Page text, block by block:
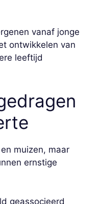
vanaf jonge
ontwikkelen van
leeftijd
muizen, maar
ernstige
geassocieerd